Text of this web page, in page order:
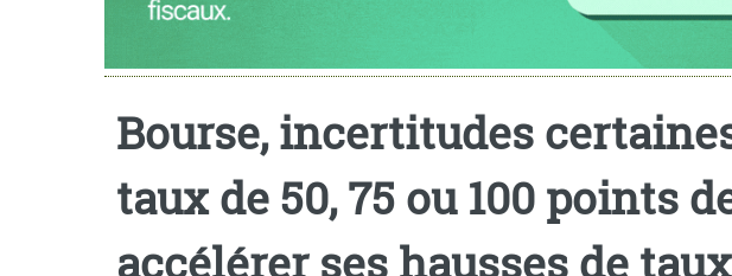
Bourse, incertitudes
taux de 50, 75 ou 100 points
accélérer ses hausses de